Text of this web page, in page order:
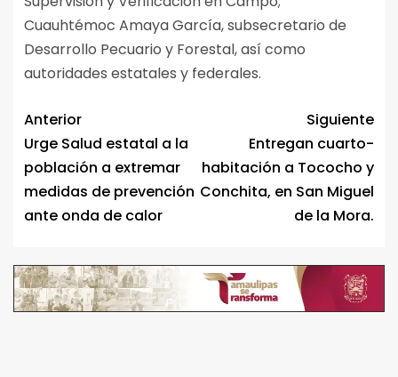
Cuauhtémoc Amaya García, subsecretario de
Desarrollo Pecuario y Forestal, así como
autoridades estatales y federales.
Anterior
Urge Salud estatal a la
población a extremar
medidas de prevención
ante onda de calor
Siguiente
Entregan cuarto-
habitación a Tococho y
Conchita, en San Miguel
de la Mora.